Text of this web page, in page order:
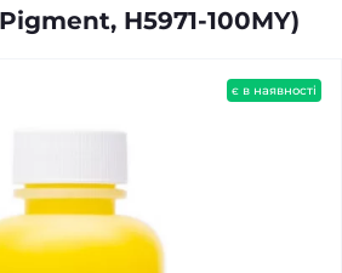
H5971-100MY)
є в наявності